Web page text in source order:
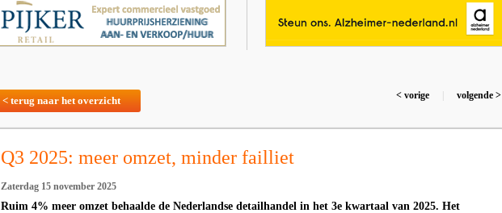
< terug naar het overzicht < vorige volgende >
Q3 2025: meer omzet, minder failliet
Zaterdag 15 november 2025
Ruim 4% meer omzet behaalde de Nederlandse detailhandel in het 3e kwartaal van 2025. Het